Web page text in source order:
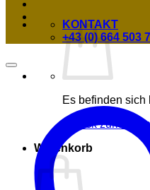
Es befinden sich
Zurück zum Shop
Warenkorb
KONTAKT
+43 (0) 664 503